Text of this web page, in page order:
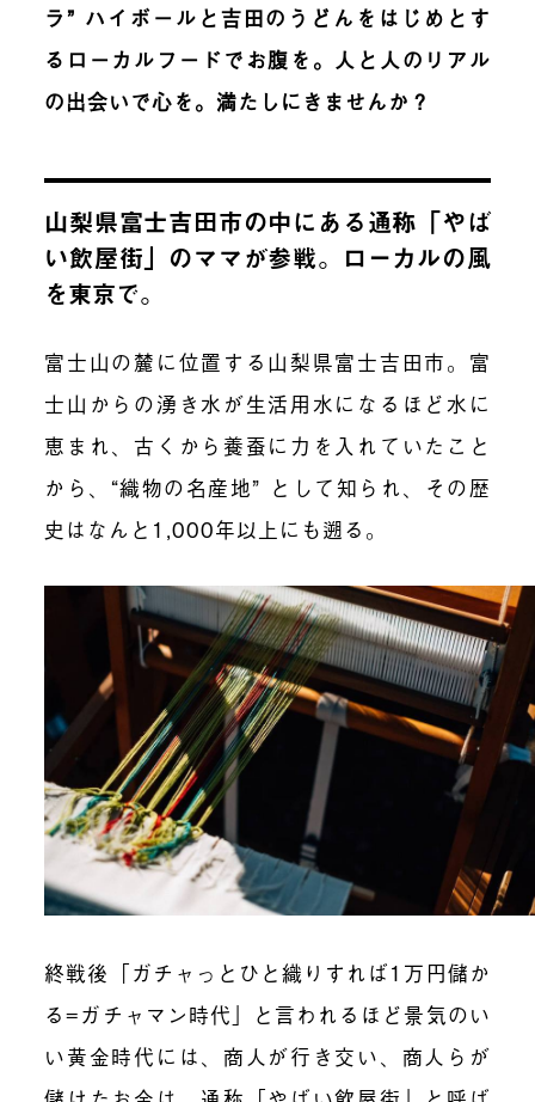
ラ” ハイボールと吉田のうどんをはじめとす
るローカルフードでお腹を。人と人のリアル
の出会いで心を。満たしにきませんか？
山梨県富士吉田市の中にある通称「やば
い飲屋街」のママが参戦。ローカルの風
を東京で。
富士山の麓に位置する山梨県富士吉田市。富
士山からの湧き水が生活用水になるほど水に
恵まれ、古くから養蚕に力を入れていたこと
から、“織物の名産地” として知られ、その歴
史はなんと1,000年以上にも遡る。
終戦後「ガチャっとひと織りすれば1万円儲か
る=ガチャマン時代」と言われるほど景気のい
い黄金時代には、商人が行き交い、商人らが